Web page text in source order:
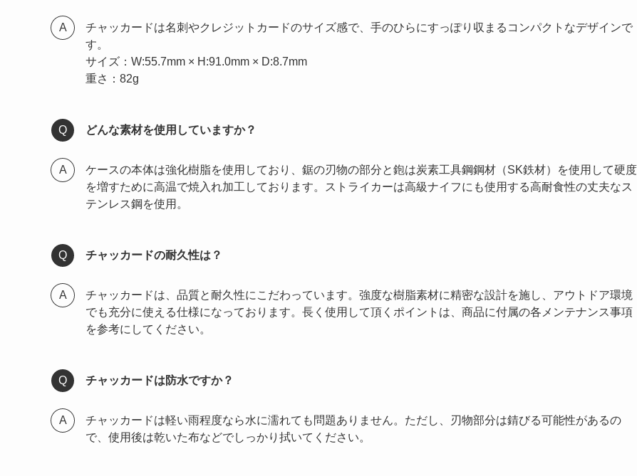
チャッカードは名刺やクレジットカードのサイズ感で、手のひらにすっぽり収まるコンパクトなデザインで
す。
サイズ：W:55.7mm × H:91.0mm × D:8.7mm
重さ：82g
どんな素材を使用していますか？
ケースの本体は強化樹脂を使用しており、鋸の刃物の部分と鉋は炭素工具鋼鋼材（SK鉄材）を使用して硬度
を増すために高温で焼入れ加工しております。ストライカーは高級ナイフにも使用する高耐食性の丈夫なス
テンレス鋼を使用。
チャッカードの耐久性は？
チャッカードは、品質と耐久性にこだわっています。強度な樹脂素材に精密な設計を施し、アウトドア環境
でも充分に使える仕様になっております。長く使用して頂くポイントは、商品に付属の各メンテナンス事項
を参考にしてください。
チャッカードは防水ですか？
チャッカードは軽い雨程度なら水に濡れても問題ありません。ただし、刃物部分は錆びる可能性があるの
で、使用後は乾いた布などでしっかり拭いてください。